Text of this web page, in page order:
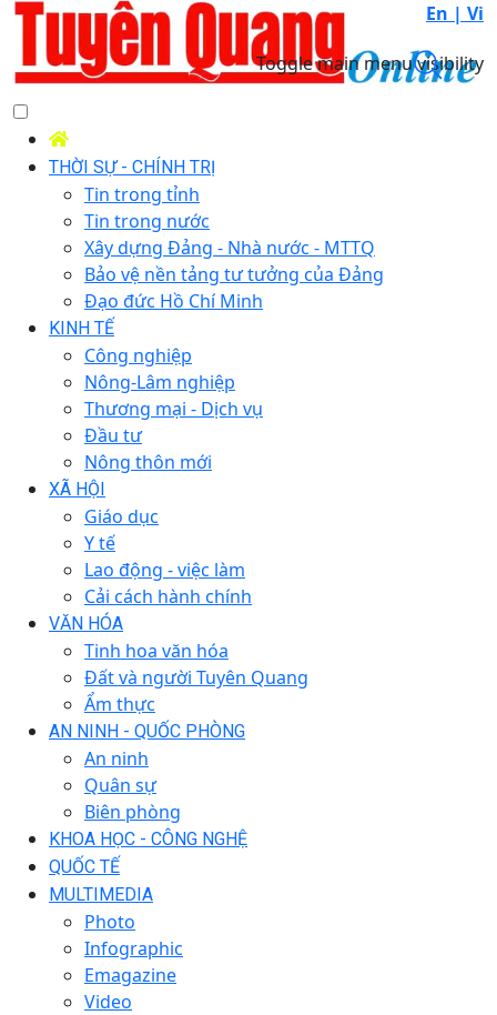
En | Vi
Toggle main menu visibility
THỜI SỰ - CHÍNH TRỊ
Tin trong tỉnh
Tin trong nước
Xây dựng Đảng - Nhà nước - MTTQ
Bảo vệ nền tảng tư tưởng của Đảng
Đạo đức Hồ Chí Minh
KINH TẾ
Công nghiệp
Nông-Lâm nghiệp
Thương mại - Dịch vụ
Đầu tư
Nông thôn mới
XÃ HỘI
Giáo dục
Y tế
Lao động - việc làm
Cải cách hành chính
VĂN HÓA
Tinh hoa văn hóa
Đất và người Tuyên Quang
Ẩm thực
AN NINH - QUỐC PHÒNG
An ninh
Quân sự
Biên phòng
KHOA HỌC - CÔNG NGHỆ
QUỐC TẾ
MULTIMEDIA
Photo
Infographic
Emagazine
Video